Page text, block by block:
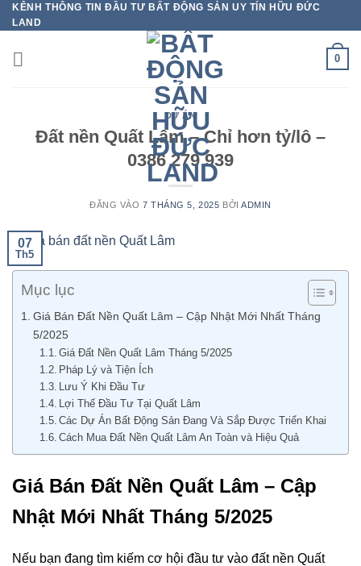
Bỏ
qua
nội
dung
KÊNH THÔNG TIN ĐẦU TƯ BẤT ĐỘNG SẢN UY TÍN HỮU ĐỨC
LAND
0
DỰ ÁN
Đất nền Quất Lâm – Chỉ hơn tỷ/lô –
0386 279 939
ĐĂNG VÀO 7 THÁNG 5, 2025 BỞIADMIN
07
Th5
Mục lục
Giá Bán Đất Nền Quất Lâm – Cập Nhật Mới Nhất Tháng
5/2025
Giá Đất Nền Quất Lâm Tháng 5/2025
Pháp Lý và Tiện Ích
Lưu Ý Khi Đầu Tư
Lợi Thế Đầu Tư Tại Quất Lâm
Các Dự Án Bất Động Sản Đang Và Sắp Được Triển Khai
Cách Mua Đất Nền Quất Lâm An Toàn và Hiệu Quả
Giá Bán Đất Nền Quất Lâm – Cập
Nhật Mới Nhất Tháng 5/2025
Nếu bạn đang tìm kiếm cơ hội đầu tư vào đất nền Quất